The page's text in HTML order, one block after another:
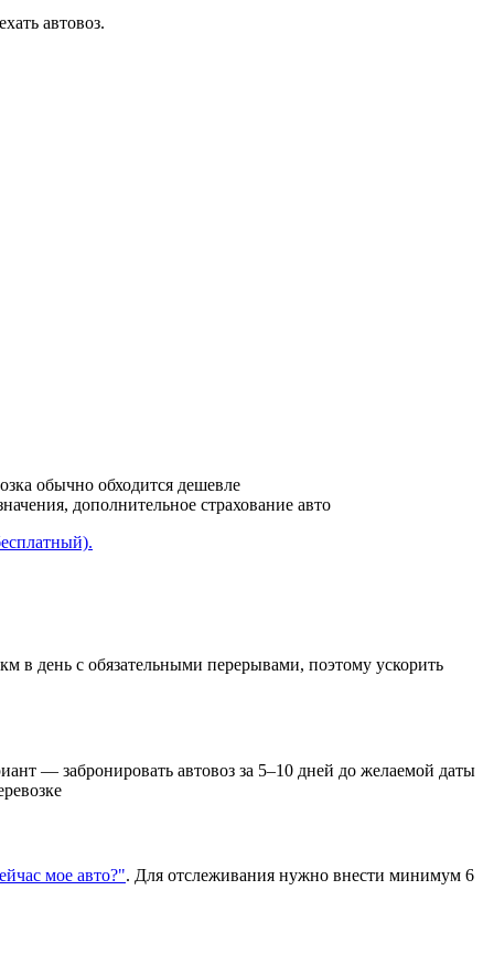
автовоз.
обычно обходится дешевле
дополнительное страхование авто
в день с обязательными перерывами, поэтому ускорить
— забронировать автовоз за 5–10 дней до желаемой даты
мое авто?". Для отслеживания нужно внести минимум 6